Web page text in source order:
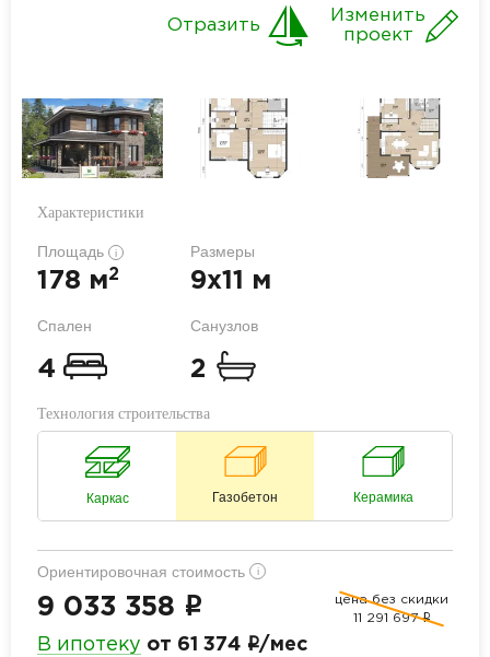
Изменить
проект
Отразить
Характеристики
Площадь i
178 м2
Размеры
9x11 м
Спален
4
Санузлов
2
Технология строительства
Каркас Газобетон Керамика
Ориентировочная стоимость i
9 033 358 i
цена без скидки
11 291 697 i
В ипотеку от 61 374 i/мес